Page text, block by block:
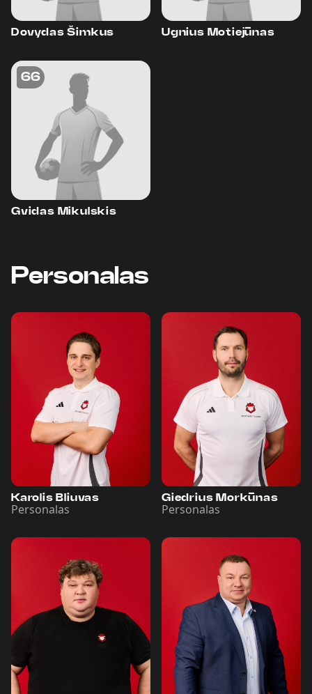
Dovydas Šimkus Ugnius Motiejūnas
66
Gvidas Mikulskis
Personalas
Karolis Bliuvas
Personalas
Giedrius Morkūnas
Personalas